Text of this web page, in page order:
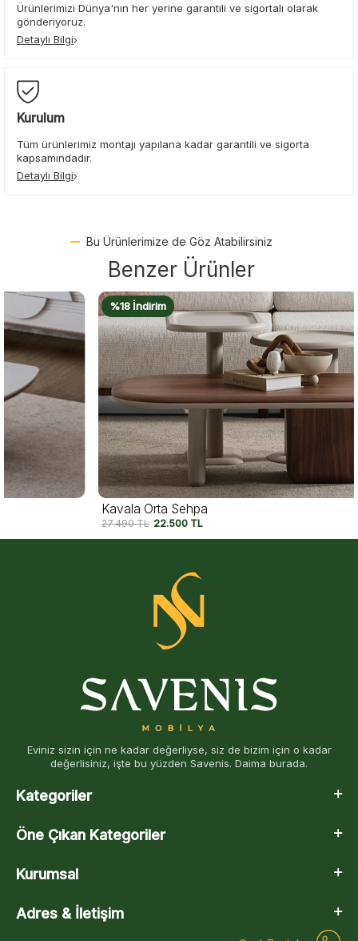
Ürünlerimizi Dünya'nın her yerine garantili ve sigortalı olarak
gönderiyoruz.
Detaylı Bilgi
Kurulum
Tüm ürünlerimiz montajı yapılana kadar garantili ve sigorta
kapsamındadır.
Detaylı Bilgi
Bu Ürünlerimize de Göz Atabilirsiniz
Benzer Ürünler
%18 İndirim
Kavala Orta Sehpa
TL
Eviniz sizin için ne kadar değerliyse, siz de bizim için o kadar
değerlisiniz, işte bu yüzden Savenis. Daima burada.
Kategoriler
Öne Çıkan Kategoriler
Kurumsal
Adres & İletişim